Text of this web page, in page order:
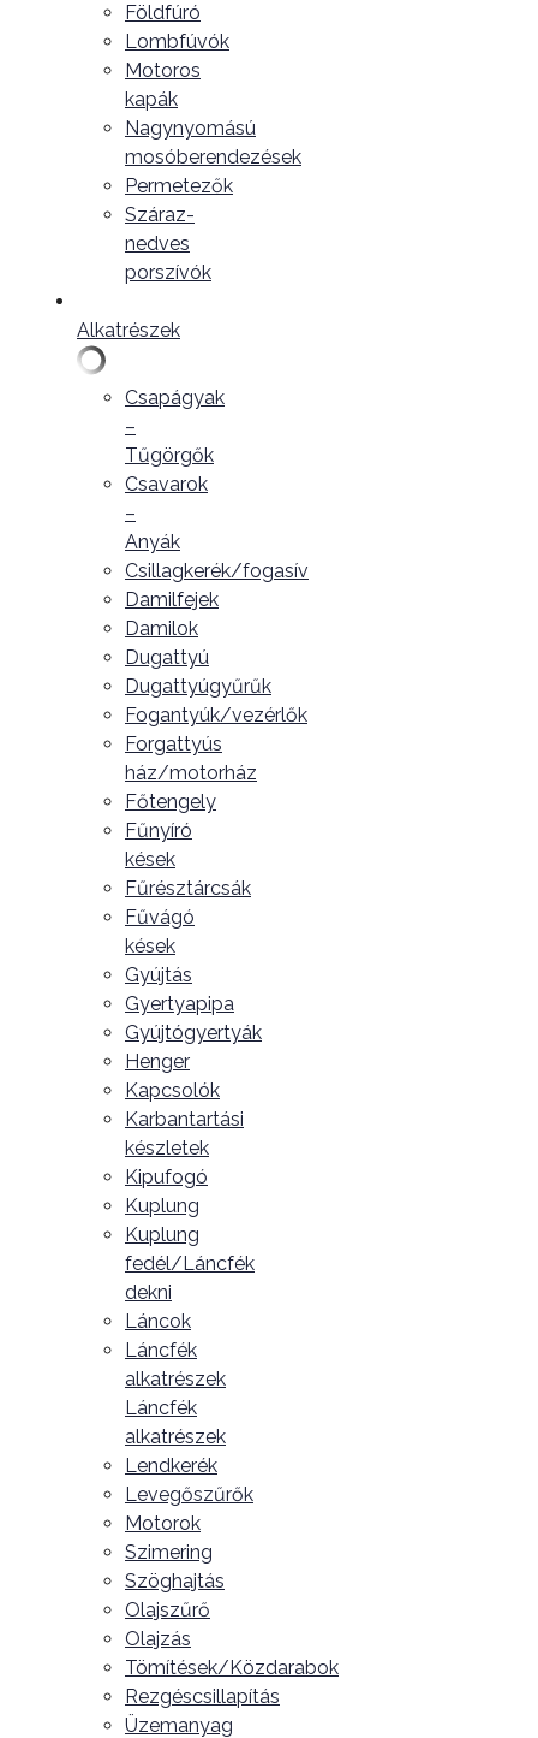
Földfúró
Lombfúvók
Motoros
kapák
Nagynyomású
mosóberendezések
Permetezők
Száraz-
nedves
porszívók
Alkatrészek
Csapágyak
–
Tűgörgők
Csavarok
–
Anyák
Csillagkerék/fogasív
Damilfejek
Damilok
Dugattyú
Dugattyúgyűrűk
Fogantyúk/vezérlők
Forgattyús
ház/motorház
Főtengely
Fűnyíró
kések
Fűrésztárcsák
Fűvágó
kések
Gyújtás
Gyertyapipa
Gyújtógyertyák
Henger
Kapcsolók
Karbantartási
készletek
Kipufogó
Kuplung
Kuplung
fedél/Láncfék
dekni
Láncok
Láncfék
alkatrészek
Láncfék
alkatrészek
Lendkerék
Levegőszűrők
Motorok
Szimering
Szöghajtás
Olajszűrő
Olajzás
Tömítések/Közdarabok
Rezgéscsillapítás
Üzemanyag